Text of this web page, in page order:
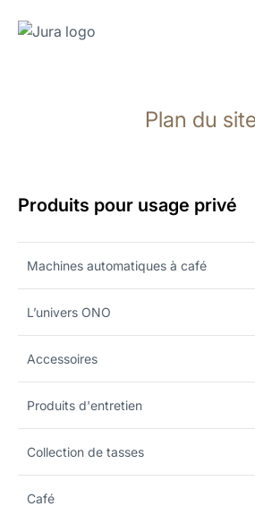
Plan du
Produits pour usage privé
Machines automatiques à café
L’univers ONO
Accessoires
Produits d'entretien
Collection de tasses
Café